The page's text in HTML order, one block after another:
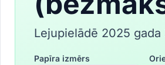
Lejupielādē 2025
Papīra izmērs